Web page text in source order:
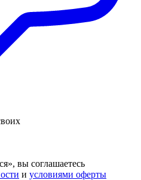
», вы соглашаетесь
и условиями оферты